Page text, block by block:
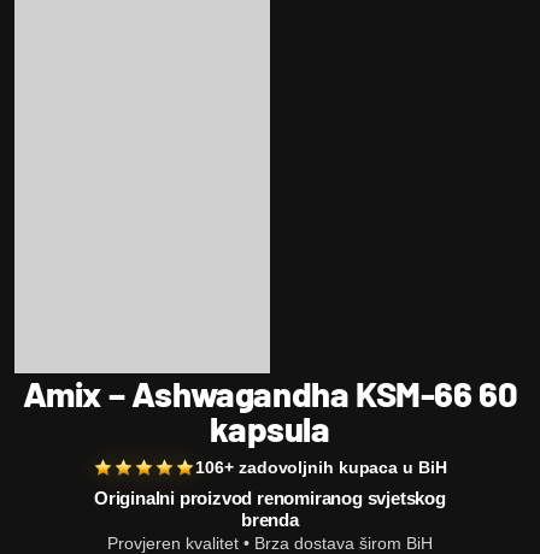
Amix – Ashwagandha KSM-66 60
kapsula
106+ zadovoljnih kupaca u BiH
Originalni proizvod renomiranog svjetskog
brenda
Provjeren kvalitet • Brza dostava širom BiH